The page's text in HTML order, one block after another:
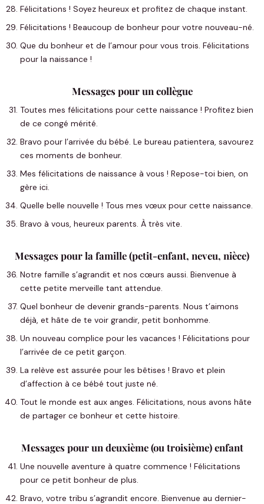
Félicitations ! Soyez heureux et profitez de chaque instant.
Félicitations ! Beaucoup de bonheur pour votre nouveau-né.
Que du bonheur et de l’amour pour vous trois. Félicitations
pour la naissance !
Messages pour un collègue
Toutes mes félicitations pour cette naissance ! Profitez bien
de ce congé mérité.
Bravo pour l’arrivée du bébé. Le bureau patientera, savourez
ces moments de bonheur.
Mes félicitations de naissance à vous ! Repose-toi bien, on
gère ici.
Quelle belle nouvelle ! Tous mes vœux pour cette naissance.
Bravo à vous, heureux parents. À très vite.
Messages pour la famille (petit-enfant, neveu, nièce)
Notre famille s’agrandit et nos cœurs aussi. Bienvenue à
cette petite merveille tant attendue.
Quel bonheur de devenir grands-parents. Nous t’aimons
déjà, et hâte de te voir grandir, petit bonhomme.
Un nouveau complice pour les vacances ! Félicitations pour
l’arrivée de ce petit garçon.
La relève est assurée pour les bêtises ! Bravo et plein
d’affection à ce bébé tout juste né.
Tout le monde est aux anges. Félicitations, nous avons hâte
de partager ce bonheur et cette histoire.
Messages pour un deuxième (ou troisième) enfant
Une nouvelle aventure à quatre commence ! Félicitations
pour ce petit bonheur de plus.
Bravo, votre tribu s’agrandit encore. Bienvenue au dernier-